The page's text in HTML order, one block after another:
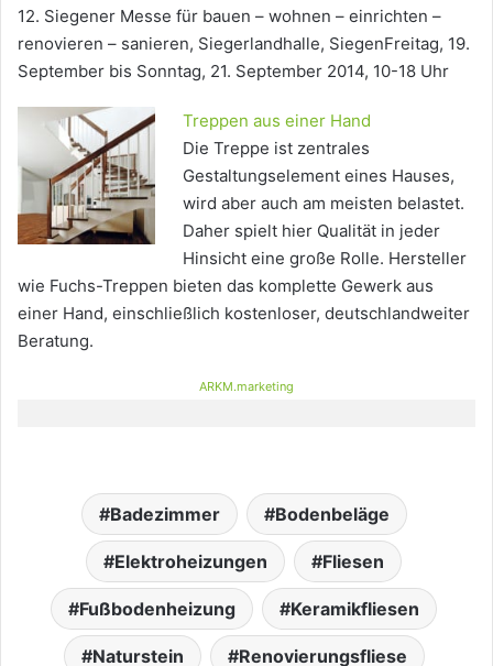
12. Siegener Messe für bauen – wohnen – einrichten –
renovieren – sanieren, Siegerlandhalle, SiegenFreitag, 19.
September bis Sonntag, 21. September 2014, 10-18 Uhr
Treppen aus einer Hand
Die Treppe ist zentrales
Gestaltungselement eines Hauses,
wird aber auch am meisten belastet.
Daher spielt hier Qualität in jeder
Hinsicht eine große Rolle. Hersteller
wie Fuchs-Treppen bieten das komplette Gewerk aus
einer Hand, einschließlich kostenloser, deutschlandweiter
Beratung.
ARKM.marketing
Badezimmer Bodenbeläge
Elektroheizungen Fliesen
Fußbodenheizung Keramikfliesen
Naturstein Renovierungsfliese